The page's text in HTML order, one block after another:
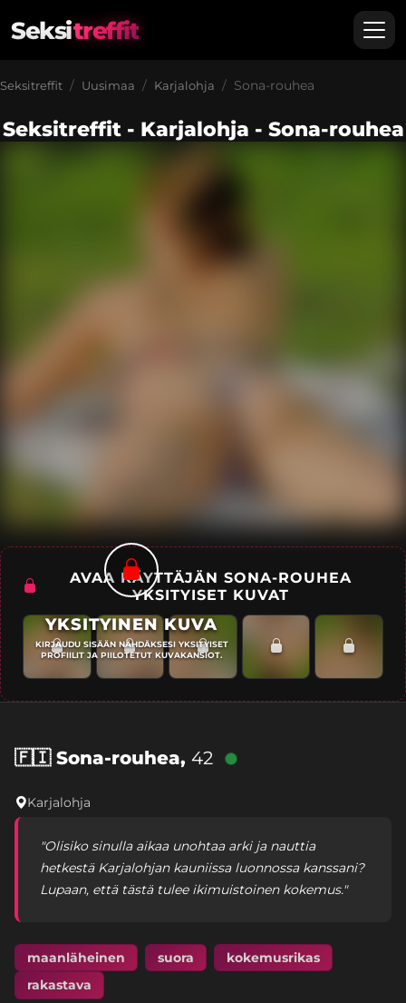
Seksitreffit
Seksitreffit Uusimaa Karjalohja Sona-rouhea
Seksitreffit - Karjalohja - Sona-rouhea
YKSITYINEN KUVA
KIRJAUDU SISÄÄN NÄHDÄKSESI YKSITYISET
PROFIILIT JA PIILOTETUT KUVAKANSIOT.
AVAA KÄYTTÄJÄN SONA-ROUHEA
YKSITYISET KUVAT
🇫🇮Sona-rouhea, 42
Karjalohja
"Olisiko sinulla aikaa unohtaa arki ja nauttia
hetkestä Karjalohjan kauniissa luonnossa kanssani?
Lupaan, että tästä tulee ikimuistoinen kokemus."
maanläheinen suora
kokemusrikas
rakastava